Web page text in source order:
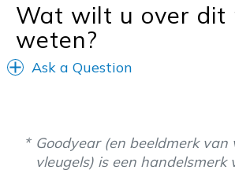
Wat wilt u over dit
weten?
Ask a Question
Goodyear (en beeldmerk van
vleugels) is een handelsmerk